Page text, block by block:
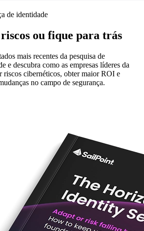
de identidade
riscos ou fique para trás
mais recentes da pesquisa de
e descubra como as empresas líderes da
riscos cibernéticos, obter maior ROI e
no campo de segurança.